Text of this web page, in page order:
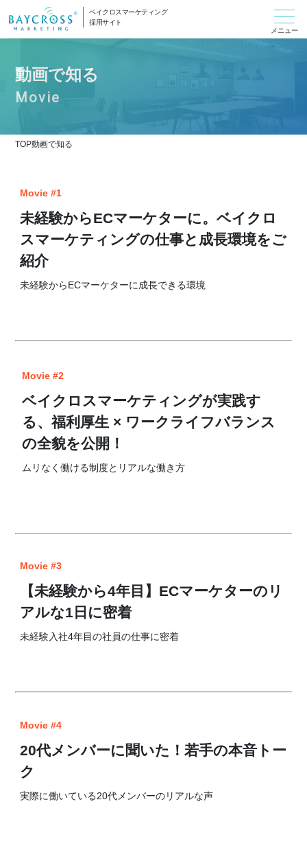
ベイクロスマーケティング
採用サイト
動画で知る
TOP動画で知る
Movie #1
未経験からECマーケターに。ベイクロ
スマーケティングの仕事と成長環境をご
紹介
未経験からECマーケターに成長できる環境
Movie #2
ベイクロスマーケティングが実践す
る、福利厚生 × ワークライフバランス
の全貌を公開！
ムリなく働ける制度とリアルな働き方
Movie #3
【未経験から4年目】ECマーケターのリ
アルな1日に密着
未経験入社4年目の社員の仕事に密着
Movie #4
20代メンバーに聞いた！若手の本音トー
ク
実際に働いている20代メンバーのリアルな声